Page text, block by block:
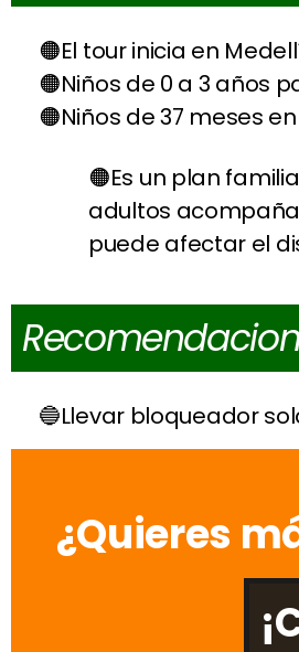
El tour inicia en
Niños de 0 a 3 años
Niños de 37 meses
Es un plan
adultos
puede afectar el
Llevar bloqueador
¿Quieres